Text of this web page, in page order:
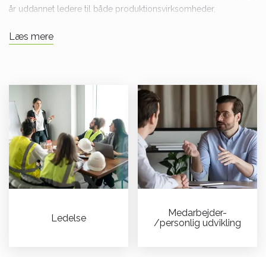
år uddannet ledere til både produktionsvirksomheder,
andre administrative fag. Den Grundlæggende
Medarbejderudvikling er afgørende for den enkeltes trivsel i
virksomheden. CELF afvikler kurser med kompetenceudvikling
inden for softskills som f.eks. kommunikation/
konflikthåndtering, samarbejde i teams, kvalitetsbevidsthed, lean
m.fl.
Inden for ledelse og medarbejderudvikling kan CELF udvikle
Produkter/pakker uden for AMU-
Læs mere
Ledelse
Medarbejder-
/personlig udvikling